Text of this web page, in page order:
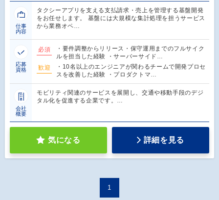
仕事
内容
タクシーアプリを支える支払請求・売上を管理する基盤開発
をお任せします。 基盤には大規模な集計処理を担うサービス
から業務オペ…
応募
資格
必須
・要件調整からリリース・保守運用までのフルサイク
ルを担当した経験 ・サーバーサイド…
歓迎
・10名以上のエンジニアが関わるチームで開発プロセ
スを改善した経験 ・プロダクトマ…
会社
概要
モビリティ関連のサービスを展開し、交通や移動手段のデジ
タル化を促進する企業です。…
気になる 詳細を見る
1